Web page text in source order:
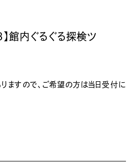
館内ぐるぐる探検ツ
ますので、ご希望の方は当日受付に